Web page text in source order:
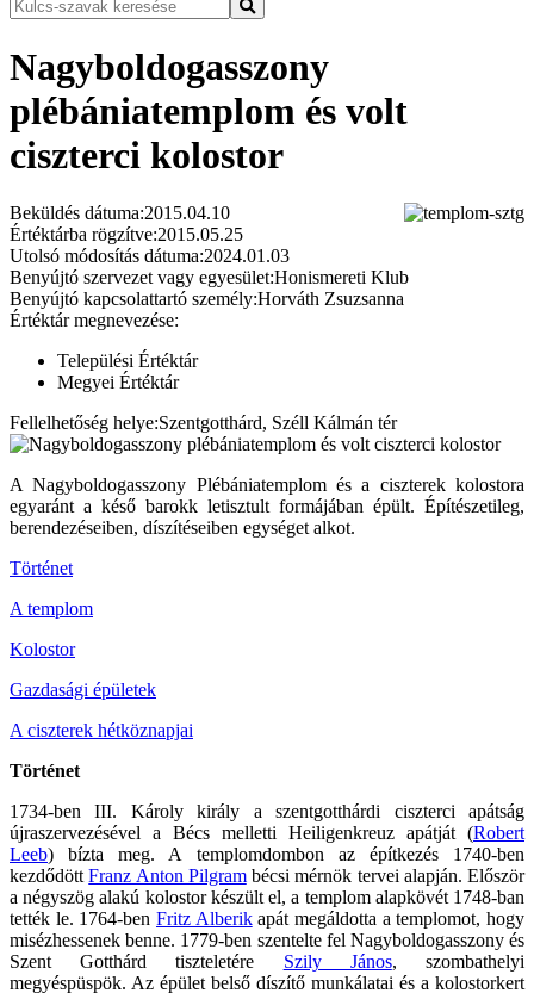
Nagyboldogasszony
plébániatemplom és volt
ciszterci kolostor
Beküldés dátuma:2015.04.10
Értéktárba rögzítve:2015.05.25
Utolsó módosítás dátuma:2024.01.03
Benyújtó szervezet vagy egyesület:Honismereti Klub
Benyújtó kapcsolattartó személy:Horváth Zsuzsanna
Értéktár megnevezése:
Települési Értéktár
Megyei Értéktár
Fellelhetőség helye:Szentgotthárd, Széll Kálmán tér
A Nagyboldogasszony Plébániatemplom és a ciszterek kolostora
egyaránt a késő barokk letisztult formájában épült. Építészetileg,
berendezéseiben, díszítéseiben egységet alkot.
Történet
A templom
Kolostor
Gazdasági épületek
A ciszterek hétköznapjai
Történet
1734-ben III. Károly király a szentgotthárdi ciszterci apátság
újraszervezésével a Bécs melletti Heiligenkreuz apátját (Robert
Leeb) bízta meg. A templomdombon az építkezés 1740-ben
kezdődöttFranz Anton Pilgrambécsi mérnök tervei alapján. Először
a négyszög alakú kolostor készült el, a templom alapkövét 1748-ban
tették le. 1764-ben Fritz Alberikapát megáldotta a templomot, hogy
misézhessenek benne. 1779-ben szentelte fel Nagyboldogasszony és
Szent Gotthárd tiszteletére Szily János, szombathelyi
megyéspüspök. Az épület belső díszítő munkálatai és a kolostorkert